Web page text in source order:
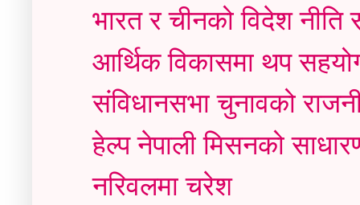
भारत र चीनको विदेश
आर्थिक विकासमा थप
संविधानसभा चुनावको
हेल्प नेपाली मिसनको
नरिवलमा चरेश